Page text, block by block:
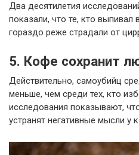
Два десятилетия
показали, что те, кто
гораздо реже страдали от
5. Кофе сохранит
Действительно, самоубийц
меньше, чем среди тех, кто
исследования показывают,
устранят негативные мысли у